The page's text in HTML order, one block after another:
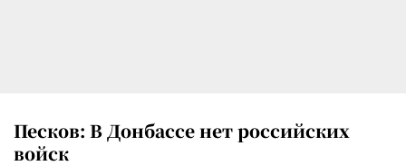
Песков: В Донбассе нет российских
войск